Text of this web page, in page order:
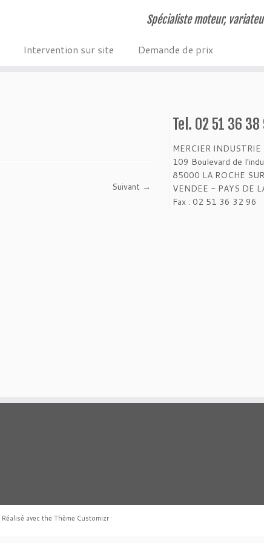
Spécialiste moteur,
Intervention sur site Demande de prix
Suivant →
Tel. 02 51 36 38
MERCIER INDUSTRIE
109 Boulevard de
85000 LA ROCHE
VENDEE - PAYS DE
Fax : 02 51 36 32 96
Réalisé avec the Thème Customizr·